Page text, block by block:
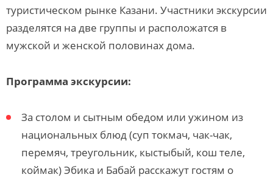
туристическом рынке Казани. Участники экскурсии
разделятся на две группы и расположатся в
мужской и женской половинах дома.
Программа экскурсии:
За столом и сытным обедом или ужином из
национальных блюд (суп токмач, чак-чак,
перемяч, треугольник, кыстыбый, кош теле,
коймак) Эбика и Бабай расскажут гостям о